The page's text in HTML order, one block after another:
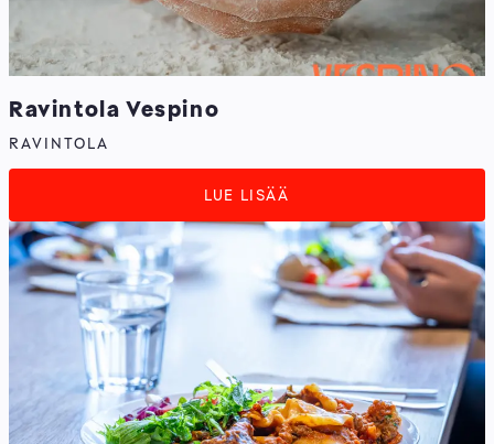
Ravintola Vespino
RAVINTOLA
LUE LISÄÄ